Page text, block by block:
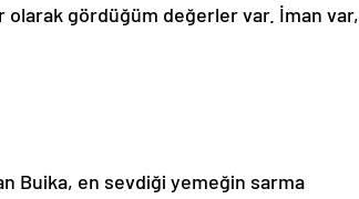
gördüğüm değerler var. İman var,
Buika, en sevdiği yemeğin sarma